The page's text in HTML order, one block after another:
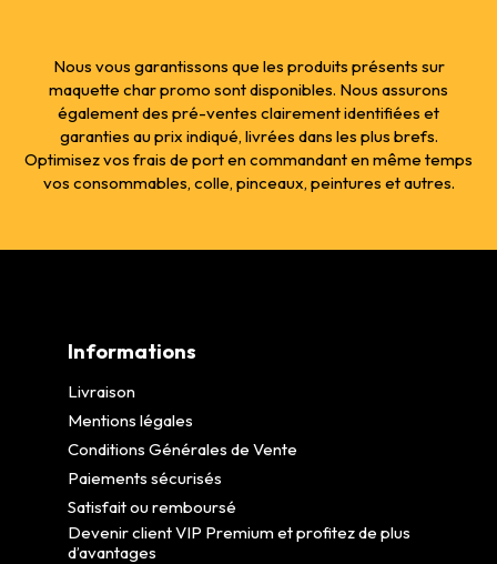
Nous vous garantissons que les produits présents sur
maquette char promo sont disponibles. Nous assurons
également des pré-ventes clairement identifiées et
garanties au prix indiqué, livrées dans les plus brefs.
Optimisez vos frais de port en commandant en même temps
vos consommables, colle, pinceaux, peintures et autres.
Informations
Livraison
Mentions légales
Conditions Générales de Vente
Paiements sécurisés
Satisfait ou remboursé
Devenir client VIP Premium et profitez de plus
d’avantages